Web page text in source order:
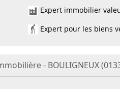
Expert immobilier
Expert pour les biens
- BOULIGNEUX